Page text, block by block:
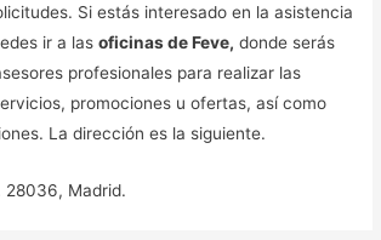
Si estás interesado en la asistencia
ir a lasoficinas de Feve, donde serás
profesionales para realizar las
promociones u ofertas, así como
La dirección es la siguiente.
28036, Madrid.